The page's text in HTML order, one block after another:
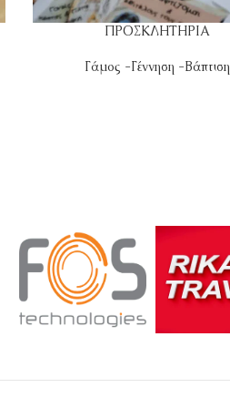
ΠΡΟΣΚΛΗΤΗΡΙΑ
Γάμος -Γέννηση -Βάπτιση